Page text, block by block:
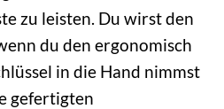
zu leisten. Du wirst den
du den ergonomisch
in die Hand nimmst
gefertigten